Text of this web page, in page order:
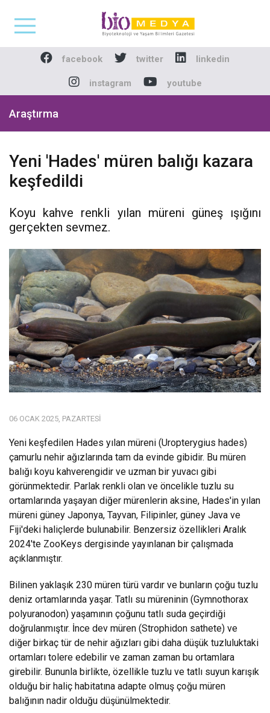
Biomedya -
facebook twitter linkedin
instagram youtube
Araştırma
Yeni 'Hades' müren balığı kazara
keşfedildi
Koyu kahve renkli yılan müreni güneş ışığını
gerçekten sevmez.
06 OCAK 2025, PAZARTESI
Yeni keşfedilen Hades yılan müreni (Uropterygius hades)
çamurlu nehir ağızlarında tam da evinde gibidir. Bu müren
balığı koyu kahverengidir ve uzman bir yuvacı gibi
görünmektedir. Parlak renkli olan ve öncelikle tuzlu su
ortamlarında yaşayan diğer mürenlerin aksine, Hades'in yılan
müreni güney Japonya, Tayvan, Filipinler, güney Java ve
Fiji'deki haliçlerde bulunabilir. Benzersiz özellikleri Aralık
2024'te ZooKeys dergisinde yayınlanan bir çalışmada
açıklanmıştır.
Bilinen yaklaşık 230 müren türü vardır ve bunların çoğu tuzlu
deniz ortamlarında yaşar. Tatlı su müreninin (Gymnothorax
polyuranodon) yaşamının çoğunu tatlı suda geçirdiği
doğrulanmıştır. İnce dev müren (Strophidon sathete) ve
diğer birkaç tür de nehir ağızları gibi daha düşük tuzluluktaki
ortamları tolere edebilir ve zaman zaman bu ortamlara
girebilir. Bununla birlikte, özellikle tuzlu ve tatlı suyun karışık
olduğu bir haliç habitatına adapte olmuş çoğu müren
balığının nadir olduğu düşünülmektedir.